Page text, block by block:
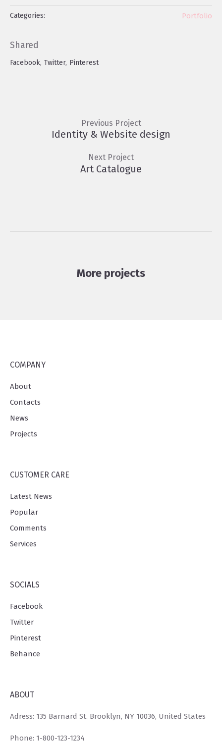
Categories: Portfolio
Shared
Facebook Twitter Pinterest
Identity & Website design
Previous Project
Art Catalogue
Next Project
More projects
COMPANY
About
Contacts
News
Projects
CUSTOMER CARE
Latest News
Popular
Comments
Services
SOCIALS
Facebook
Twitter
Pinterest
Behance
ABOUT
Adress: 135 Barnard St. Brooklyn, NY 10036, United States
Phone: 1-800-123-1234